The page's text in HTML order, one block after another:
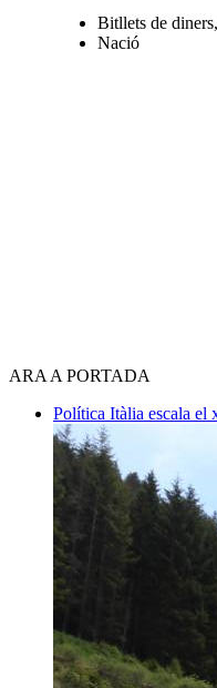
Bitllets de
Nació
ARA A PORTADA
Política Itàlia escala el